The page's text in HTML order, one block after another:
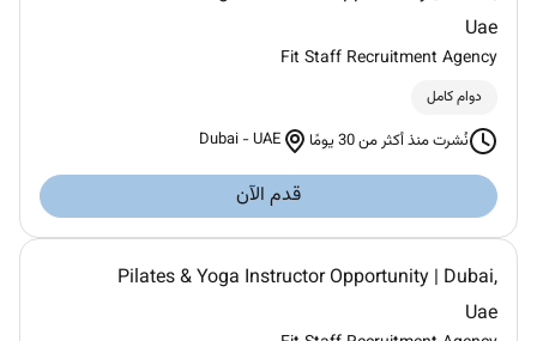
Uae
Fit Staff Recruitment Agency
دوام كامل
نُشرت منذ أكثر من 30 يومًا Dubai -UAE
قدم الآن
Pilates & Yoga Instructor Opportunity | Dubai,
Uae